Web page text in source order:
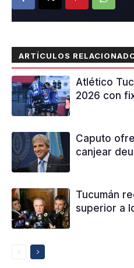
ARTÍCULOS
Atlético
2026 con
Caputo
canjear
Tucumán
superior a